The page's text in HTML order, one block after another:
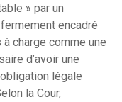
» par un
encadré
charge comme une
d’avoir une
légale
la Cour,